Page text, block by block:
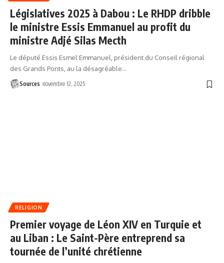
Législatives 2025 à Dabou : Le RHDP dribble
le ministre Essis Emmanuel au profit du
ministre Adjé Silas Mecth
Le député Essis Esmel Emmanuel, président du Conseil régional
des Grands Ponts, au la désagréable…
Sources novembre 12, 2025
RELIGION
Premier voyage de Léon XIV en Turquie et
au Liban : Le Saint-Père entreprend sa
tournée de l’unité chrétienne